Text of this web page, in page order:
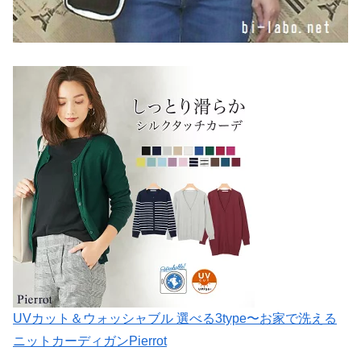
UVカット＆ウォッシャブル 選べる3type〜お家で洗える
ニットカーディガンPierrot